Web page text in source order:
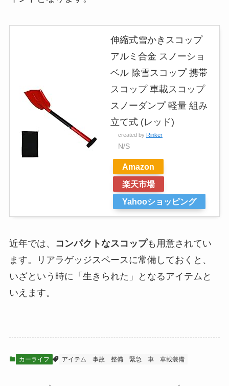
伸縮式雪かきスコップ
アルミ合金 スノーショ
ベル 除雪スコップ 携帯
スコップ 車載スコップ
スノーダンプ 軽量 組み
立て式 (レッド)
created by Rinker
N/S
Amazon
楽天市場
Yahooショッピング
近年では、 コンパクトなスコップも用意されてい
ます。リアラゲッジスペースに常備しておくと、
いざという時に「生きられた」となるアイテムと
いえます。
カーライフ アイテム 事故 整備 緊急 車 車載装備